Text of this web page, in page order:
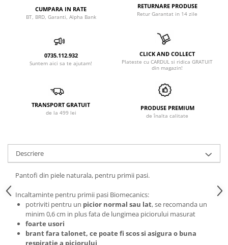
CUMPARA IN RATE
BT, BRD, Garanti, Alpha Bank
RETURNARE PRODUSE
Retur Garantat in 14 zile
0735.112.932
Suntem aici sa te ajutam!
CLICK AND COLLECT
Plateste cu CARDUL si ridica GRATUIT
din magazin!
TRANSPORT GRATUIT
de la 499 lei
PRODUSE PREMIUM
de înalta calitate
Descriere
Pantofi din piele naturala, pentru primii pasi.
Incaltaminte pentru primii pasi Biomecanics:
potriviti pentru un picior normal sau lat, se recomanda un
minim 0,6 cm in plus fata de lungimea piciorului masurat
foarte usori
brant fara talonet, ce poate fi scos si asigura o buna